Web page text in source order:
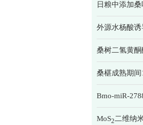
日粮中添加
外源水杨酸
桑树二氢黄
桑椹成熟期
Bmo-miR-
MoS2 二维纳